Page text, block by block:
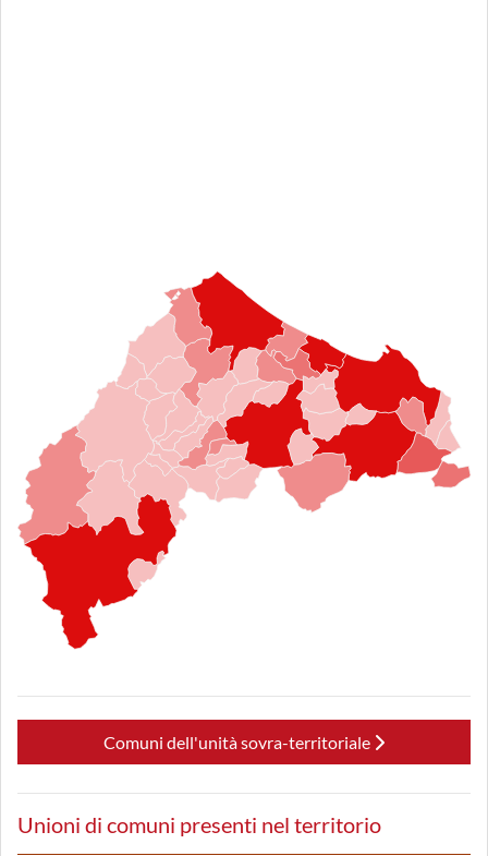
Comuni dell'unità sovra-territoriale
Unioni di comuni presenti nel territorio